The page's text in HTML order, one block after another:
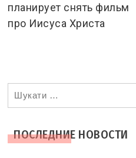
articles
планирует снять фильм
про Иисуса Христа
Ви
шукали
ПОСЛЕДНИЕ НОВОСТИ